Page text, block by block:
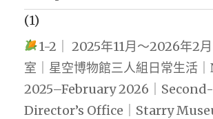
(1)
1-2｜ 2025年11月～2026年2
室｜星空博物館三人組日常生活
2025–February 2026｜
Director’s Office｜Starry